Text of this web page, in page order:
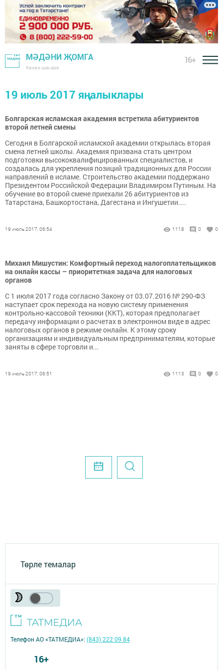
МӘДӘНИ ҖОМГА
Казан шәһәре
16+
19 июль 2017 яңалыклары
Болгарская исламская академия встретила абитуриентов
второй летней смены
Сегодня в Болгарской исламской академии открылась вторая
смена летней школы. Академия призвана стать центром
подготовки высококвалифицированных специалистов, и
создалась для укрепления позиций традиционных для России
направлений в исламе. Строительство академии поддержано
Президентом Российской Федерации Владимиром Путиным. На
обучение во второй смене приехали 26 абитуриентов из
Татарстана, Башкортостана, Дагестана и Ингушетии....
19 июль 2017, 06:54 1118 0 0
Михаил Мишустин: Комфортный переход налогоплательщиков
на онлайн кассы – приоритетная задача для налоговых
органов
С 1 июля 2017 года согласно Закону от 03.07.2016 № 290-ФЗ
наступает срок перехода на новую систему применения
контрольно-кассовой техники (ККТ), которая предполагает
передачу информации о расчетах в электронном виде в адрес
налоговых органов в режиме онлайн. К этому сроку
организациям и индивидуальным предпринимателям, которые
заняты в сфере торговли и...
19 июль 2017, 06:51 1113 0 0
Төрле темалар
Телефон АО «ТАТМЕДИА»:(843) 222 09 84
16+